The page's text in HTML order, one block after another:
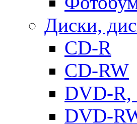
Диски,
CD-R
CD-RW
DVD-R,
DVD-